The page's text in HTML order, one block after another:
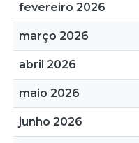
fevereiro 2026
março 2026
abril 2026
maio 2026
junho 2026